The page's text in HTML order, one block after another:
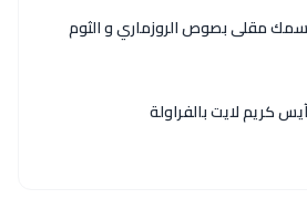
مقلى بصوص الروزماري و الثوم
كريم لايت بالفراولة